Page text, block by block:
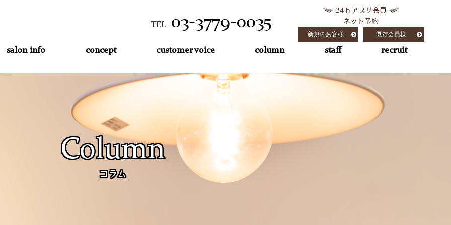
TEL 03-3779-0035
24ｈアプリ会員
ネット予約
新規のお客様 既存会員様
salon info concept customer voice column staff recruit
Column
コラム